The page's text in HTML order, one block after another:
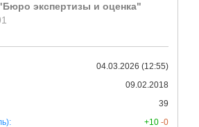
экспертизы и оценка"
04.03.2026 (12:55)
09.02.2018
39
+10 -0